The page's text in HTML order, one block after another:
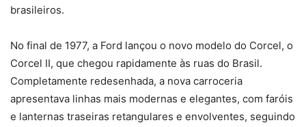
brasileiros.
No final de 1977, a Ford lançou o novo modelo do Corcel, o
Corcel II, que chegou rapidamente às ruas do Brasil.
Completamente redesenhada, a nova carroceria
apresentava linhas mais modernas e elegantes, com faróis
e lanternas traseiras retangulares e envolventes, seguindo